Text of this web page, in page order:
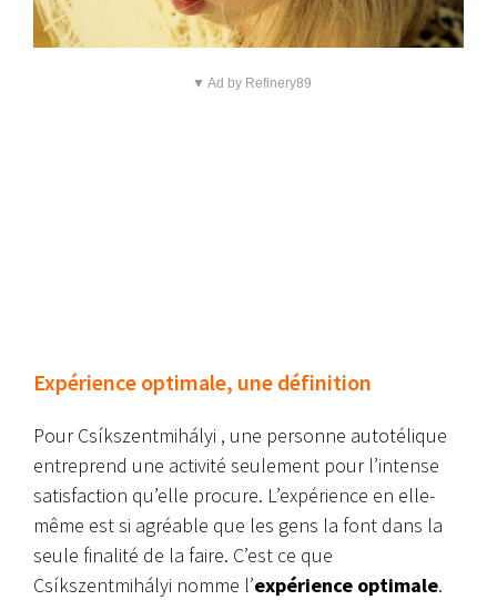
▼ Ad by Refinery89
Expérience optimale, une définition
Pour Csíkszentmihályi , une personne autotélique
entreprend une activité seulement pour l’intense
satisfaction qu’elle procure. L’expérience en elle-
même est si agréable que les gens la font dans la
seule finalité de la faire. C’est ce que
Csíkszentmihályi nomme l’expérience optimale.